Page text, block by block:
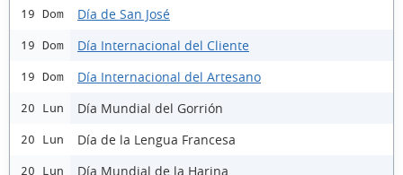
19 Dom Día de San José
19 Dom Día Internacional del Cliente
19 Dom Día Internacional del Artesano
20 Lun Día Mundial del Gorrión
20 Lun Día de la Lengua Francesa
20 Lun Día Mundial de la Harina